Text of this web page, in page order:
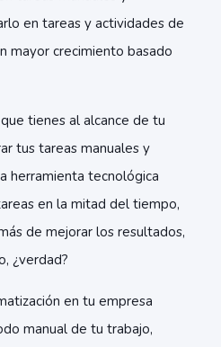
en tareas y actividades de
mayor crecimiento basado
tienes al alcance de tu
tus tareas manuales y
herramienta tecnológica
en la mitad del tiempo,
de mejorar los resultados,
¿verdad?
en tu empresa
manual de tu trabajo,